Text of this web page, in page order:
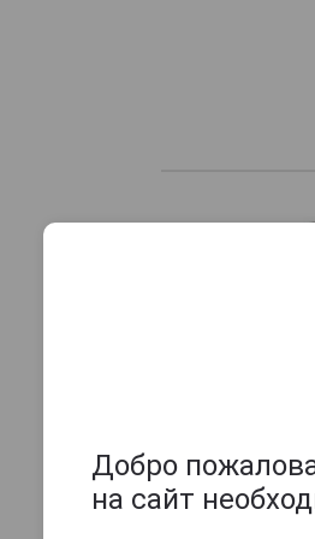
Добро
на сайт